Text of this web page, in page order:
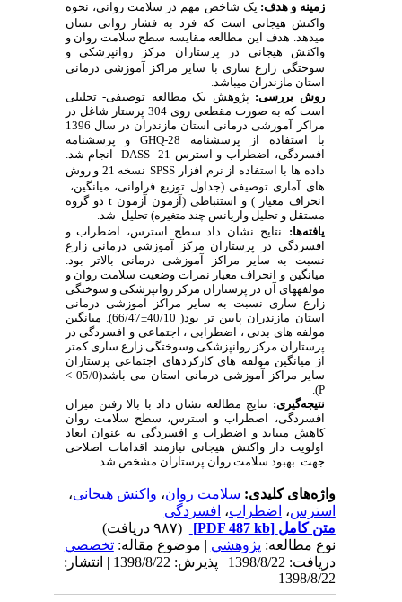
زمینه و هدف:یک شاخص مهم در سلامت روانی، نحوه
واکنش هیجانی است که فرد به فشار روانی نشان
میدهد. هدف این مطالعه مقایسه سطح سلامت روان و
واکنش هیجانی در پرستاران مرکز روانپزشکی و
سوختگی زارع ساری با سایر مراکز آموزشی درمانی
استان مازندران میباشد.
روش بررسی:پژوهش یک مطالعه توصیفی- تحلیلی
است که به صورت مقطعی روی 304 پرستار شاغل در
مراکز آموزشی درمانی استان مازندران در سال 1396
با استفاده از پرسشنامهGHQ-28و پرسشنامه
افسردگی، اضطراب و استرسDASS- 21انجام شد.
داده ها با استفاده از نرم افزار SPSS
نسخه 21 و روش
های آماری توصیفی (جداول
توزیع فراوانی، میانگین،
انحراف معیار ) و استنباطی (آزمونآزمونtدو گروه
مستقلو تحلیل واریانس چند متغیره) تحلیل شد.
یافته‌ها: نتایج نشان داد سطح استرس، اضطراب و
افسردگی در پرستاران مرکز آموزشی درمانی زارع
نسبت به سایر مراکز آموزشی درمانی بالاتر بود.
میانگین و انحراف معیار نمرات وضعیت سلامت روان و
مولفه­های آن در پرستاران مرکز روانپزشکی و سوختگی
زارع ساری نسبت به سایر مراکز آموزشی درمانی
استان مازندران پایین تر بود( 40/10
±
66/47). میانگین
مولفه های بدنی ، اضطرابی ، اجتماعی و افسردگی در
پرستاران مرکز روانپزشکی وسوختگی زارع ساری کمتر
از میانگین مولفه های کارکردهای اجتماعی پرستاران
سایر مراکز آموزشی درمانی استان می باشد(05/0
<
).
نتیجه‌گیری:نتایج مطالعه نشان داد با بالا رفتن میزان
افسردگی، اضطراب و استرس، سطح سلامت روان
کاهش می­یابد و اضطراب و افسردگی به عنوان ابعاد
اولویت دار واکنش هیجانی نیازمند اقدامات اصلاحی
جهت بهبود سلامت روان پرستاران مشخص شد.
واژه‌های کلیدی:سلامت روان ،واکنش هیجانی،
استرس،اضطراب،افسردگی
متن کامل[PDF 487 kb]
نوع مطالعه:پژوهشي| موضوع مقاله:تخصصي
دریافت: 1398/8/22 | پذیرش: 1398/8/22 | انتشار:
1398/8/22